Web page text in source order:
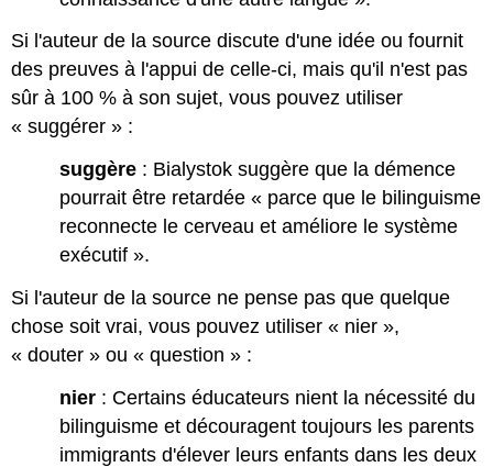
Si l'auteur de la source discute d'une idée ou fournit
des preuves à l'appui de celle-ci, mais qu'il n'est pas
sûr à 100 % à son sujet, vous pouvez utiliser
« suggérer » :
suggère : Bialystok suggère que la démence
pourrait être retardée « parce que le bilinguisme
reconnecte le cerveau et améliore le système
exécutif ».
Si l'auteur de la source ne pense pas que quelque
chose soit vrai, vous pouvez utiliser « nier »,
« douter » ou « question » :
nier : Certains éducateurs nient la nécessité du
bilinguisme et découragent toujours les parents
immigrants d'élever leurs enfants dans les deux